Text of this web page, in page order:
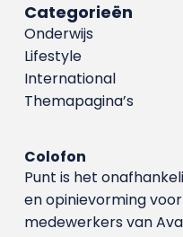
Categorieën
Onderwijs
Lifestyle
International
Themapagina’s
Colofon
Punt is het
en opinievorming
medewerkers van